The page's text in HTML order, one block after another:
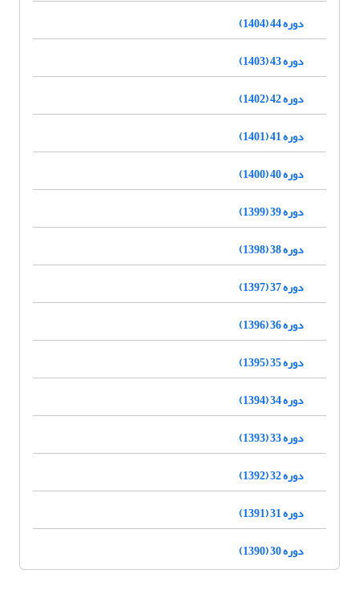
دوره 44 (1404)
دوره 43 (1403)
دوره 42 (1402)
دوره 41 (1401)
دوره 40 (1400)
دوره 39 (1399)
دوره 38 (1398)
دوره 37 (1397)
دوره 36 (1396)
دوره 35 (1395)
دوره 34 (1394)
دوره 33 (1393)
دوره 32 (1392)
دوره 31 (1391)
دوره 30 (1390)